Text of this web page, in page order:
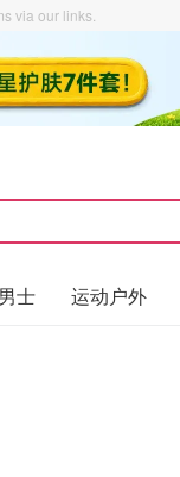
via our links.
男士 运动户外